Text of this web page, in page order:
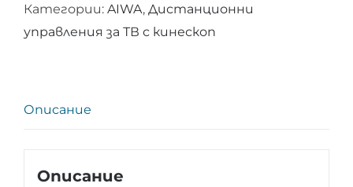
телевизор
AIWA
Категории: AIWA, Дистанционни
управления за ТВ с кинескоп
Описание
Описание